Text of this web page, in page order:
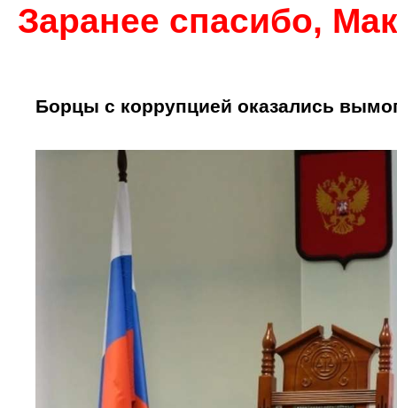
Заранее спасибо,
Борцы с коррупцией оказались